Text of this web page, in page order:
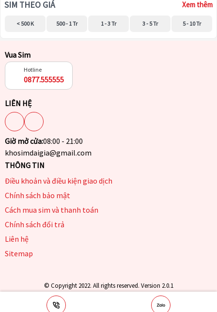
SIM THEO GIÁ Xem thêm
< 500 K 500 - 1 Tr 1 - 3 Tr 3 - 5 Tr 5 - 10 Tr
Vua Sim
Hotline
0877.555555
LIÊN HỆ
Giờ mở cửa:08:00 - 21:00
khosimdaigia@gmail.com
THÔNG TIN
Điều khoản và điều kiện giao dịch
Chính sách bảo mật
Cách mua sim và thanh toán
Chính sách đổi trả
Liên hệ
Sitemap
© Copyright 2022. All rights reserved. Version 2.0.1